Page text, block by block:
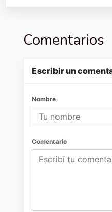
Comentarios
Escribir un
Nombre
Comentario